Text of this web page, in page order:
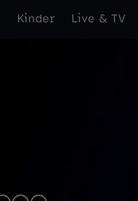
Kinder Live & TV